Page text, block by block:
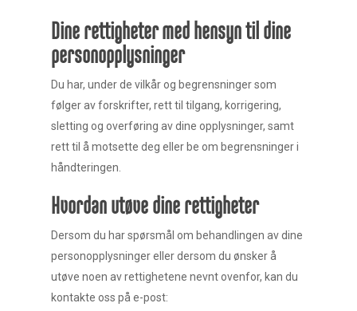
Dine rettigheter med hensyn til dine
personopplysninger
Du har, under de vilkår og begrensninger som
følger av forskrifter, rett til tilgang, korrigering,
sletting og overføring av dine opplysninger, samt
rett til å motsette deg eller be om begrensninger i
håndteringen.
Hvordan utøve dine rettigheter
Dersom du har spørsmål om behandlingen av dine
personopplysninger eller dersom du ønsker å
utøve noen av rettighetene nevnt ovenfor, kan du
kontakte oss på e-post: